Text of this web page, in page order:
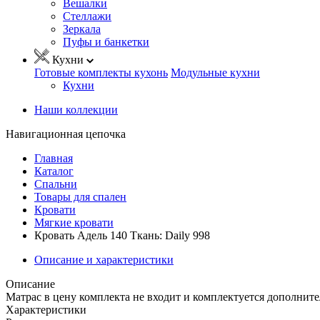
Вешалки
Стеллажи
Зеркала
Пуфы и банкетки
Кухни
Готовые комплекты кухонь Модульные кухни
Кухни
Наши коллекции
Навигационная цепочка
Главная
Каталог
Спальни
Товары для спален
Кровати
Мягкие кровати
Кровать Адель 140 Ткань: Daily 998
Описание и характеристики
Описание
Матрас в цену комплекта не входит и комплектуется
Характеристики